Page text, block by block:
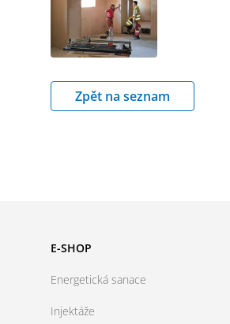
Zpět na seznam
E-SHOP
Energetická sanace
Injektáže